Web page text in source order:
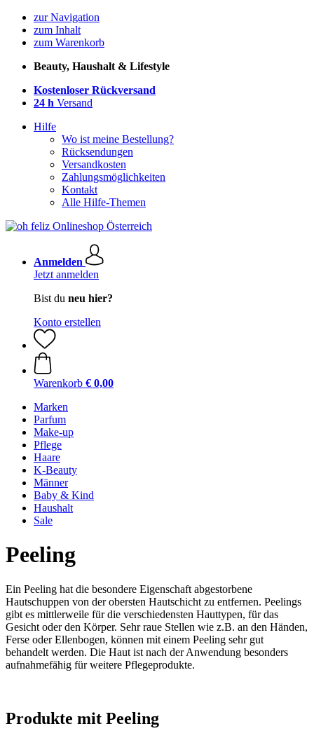
zur Navigation
zum Inhalt
zum Warenkorb
Beauty, Haushalt & Lifestyle
Kostenloser Rückversand
24 h Versand
Hilfe
Wo ist meine Bestellung?
Rücksendungen
Versandkosten
Zahlungsmöglichkeiten
Kontakt
Alle Hilfe-Themen
Anmelden
Jetzt anmelden
Bist du neu hier?
Konto erstellen
Warenkorb € 0,00
Marken
Parfum
Make-up
Pflege
Haare
K-Beauty
Männer
Baby & Kind
Haushalt
Sale
Peeling
Ein Peeling hat die besondere Eigenschaft abgestorbene
Hautschuppen von der obersten Hautschicht zu entfernen. Peelings
gibt es mittlerweile für die verschiedensten Hauttypen, für das
Gesicht oder den Körper. Sehr raue Stellen wie z.B. an den Händen,
Ferse oder Ellenbogen, können mit einem Peeling sehr gut
behandelt werden. Die Haut ist nach der Anwendung besonders
aufnahmefähig für weitere Pflegeprodukte.
Produkte mit Peeling